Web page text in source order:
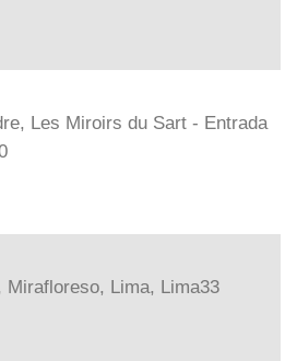
Les Miroirs du Sart - Entrada
Mirafloreso, Lima, Lima33